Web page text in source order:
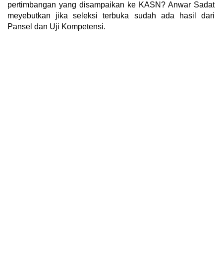
pertimbangan yang disampaikan ke KASN? Anwar Sadat
meyebutkan jika seleksi terbuka sudah ada hasil dari
Pansel dan Uji Kompetensi.